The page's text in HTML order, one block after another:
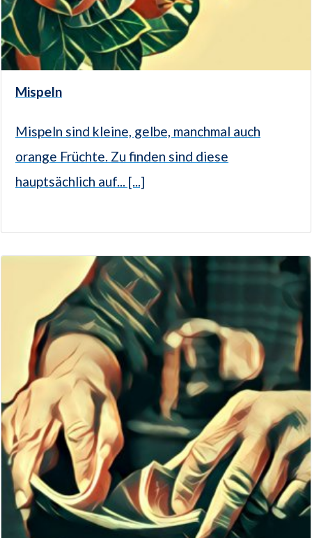
Mispeln
Mispeln sind kleine, gelbe, manchmal auch
orange Früchte. Zu finden sind diese
hauptsächlich auf... [...]